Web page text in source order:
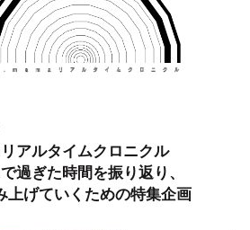
アルタイムクロニクル
過ぎた時間を振り返り、
上げていくための特集企画